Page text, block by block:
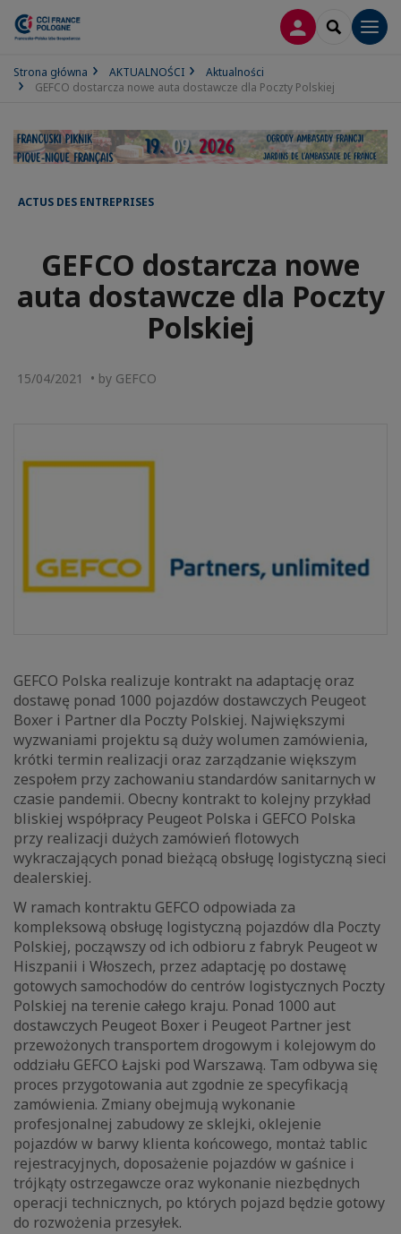
LOGOWANIE
SEARCH
Strona główna AKTUALNOŚCI
Aktualności
GEFCO dostarcza nowe auta dostawcze dla Poczty Polskiej
ACTUS DES ENTREPRISES
GEFCO dostarcza nowe
auta dostawcze dla Poczty
Polskiej
15/04/2021 • by GEFCO
GEFCO Polska realizuje kontrakt na adaptację oraz
dostawę ponad 1000 pojazdów dostawczych Peugeot
Boxer i Partner dla Poczty Polskiej. Największymi
wyzwaniami projektu są duży wolumen zamówienia,
krótki termin realizacji oraz zarządzanie większym
zespołem przy zachowaniu standardów sanitarnych w
czasie pandemii. Obecny kontrakt to kolejny przykład
bliskiej współpracy Peugeot Polska i GEFCO Polska
przy realizacji dużych zamówień flotowych
wykraczających ponad bieżącą obsługę logistyczną sieci
dealerskiej.
W ramach kontraktu GEFCO odpowiada za
kompleksową obsługę logistyczną pojazdów dla Poczty
Polskiej, począwszy od ich odbioru z fabryk Peugeot w
Hiszpanii i Włoszech, przez adaptację po dostawę
gotowych samochodów do centrów logistycznych Poczty
Polskiej na terenie całego kraju. Ponad 1000 aut
dostawczych Peugeot Boxer i Peugeot Partner jest
przewożonych transportem drogowym i kolejowym do
oddziału GEFCO Łajski pod Warszawą. Tam odbywa się
proces przygotowania aut zgodnie ze specyfikacją
zamówienia. Zmiany obejmują wykonanie
profesjonalnej zabudowy ze sklejki, oklejenie
pojazdów w barwy klienta końcowego, montaż tablic
rejestracyjnych, doposażenie pojazdów w gaśnice i
trójkąty ostrzegawcze oraz wykonanie niezbędnych
operacji technicznych, po których pojazd będzie gotowy
do rozwożenia przesyłek.